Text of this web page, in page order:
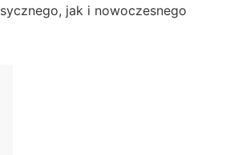
jak i nowoczesnego